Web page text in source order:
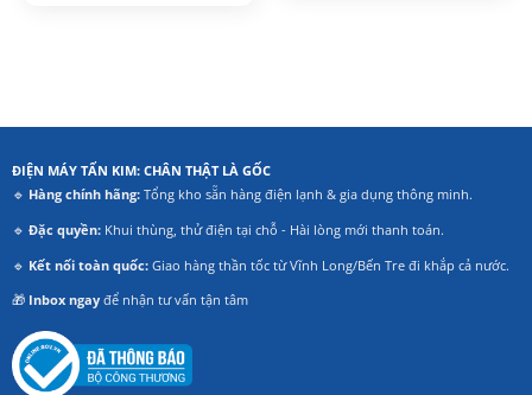
ĐIỆN MÁY TẤN KIM: CHÂN THẬT LÀ GỐC
🔹 Hàng chính hãng:Tổng kho sẵn hàng điện lạnh & gia dụng thông minh.
🔹 Đặc quyền:Khui thùng, thử điện tại chỗ - Hài lòng mới thanh toán.
🔹 Kết nối toàn quốc:Giao hàng thần tốc từ Vĩnh Long/Bến Tre đi khắp cả nước.
🎁 Inbox ngayđể nhận tư vấn tận tâm